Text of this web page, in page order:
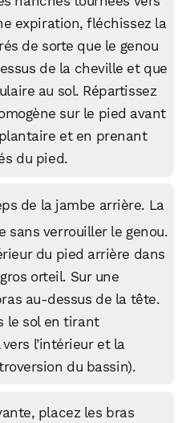
expiration, fléchissez la
de sorte que le genou
de la cheville et que
au sol. Répartissez
sur le pied avant
et en prenant
du pied.
de la jambe arrière. La
sans verrouiller le genou.
du pied arrière dans
orteil. Sur une
au-dessus de la tête.
le sol en tirant
l’intérieur et la
du bassin).
placez les bras